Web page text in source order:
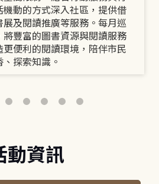
動的方式深入社區，提供借
及閱讀推廣等服務。每月巡
豐富的圖書資源與閱讀服務
便利的閱讀環境，陪伴市民
探索知識。
動資訊